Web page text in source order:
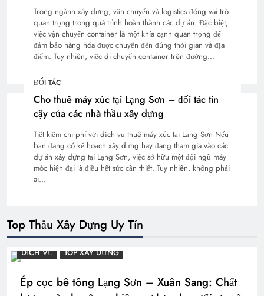
Trong ngành xây dựng, vận chuyển và logistics đóng vai trò
quan trọng trong quá trình hoàn thành các dự án. Đặc biệt,
việc vận chuyển container là một khía cạnh quan trọng để
đảm bảo hàng hóa được chuyển đến đúng thời gian và địa
điểm. Tuy nhiên, việc di chuyển container trên đường…
ĐỐI TÁC
Cho thuê máy xúc tại Lạng Sơn – đối tác tin
cậy của các nhà thầu xây dựng
Tiết kiệm chi phí với dịch vụ thuê máy xúc tại Lạng Sơn Nếu
bạn đang có kế hoạch xây dựng hay đang tham gia vào các
dự án xây dựng tại Lạng Sơn, việc sở hữu một đội ngũ máy
móc hiện đại là điều hết sức cần thiết. Tuy nhiên, không phải
ai…
Top Thầu Xây Dựng Uy Tín
DỊCH VỤ TOP XÂY DỰNG
Ép cọc bê tông Lạng Sơn – Xuân Sang: Chất